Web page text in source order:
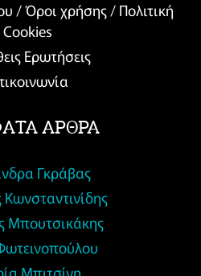
/ Όροι χρήσης / Πολιτική
Cookies
Ερωτήσεις
ΑΡΘΡΑ
Γκράβας
Μπουτσικάκης